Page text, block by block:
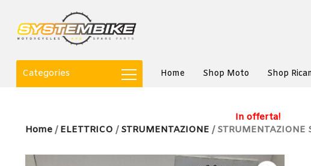
Categories Home Shop Moto Shop
Home / ELETTRICO / STRUMENTAZIONE / STRUMENTAZIONE
In offerta!